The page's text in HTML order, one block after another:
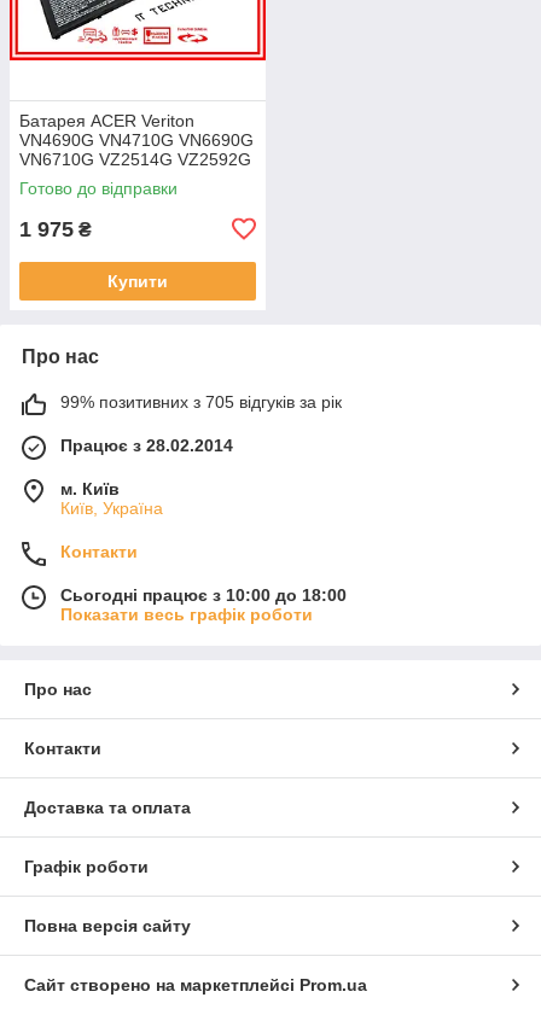
Батарея ACER Veriton
VN4690G VN4710G VN6690G
VN6710G VZ2514G VZ2592G
VZ2594G 11.25V 4471mAh
ОРИГІНАЛ
Готово до відправки
1 975 ₴
Купити
Про нас
99% позитивних з 705 відгуків за рік
Працює з 28.02.2014
м. Київ
Київ, Україна
Контакти
Сьогодні працює з 10:00 до 18:00
Показати весь графік роботи
Про нас
Контакти
Доставка та оплата
Графік роботи
Повна версія сайту
Сайт створено на маркетплейсі Prom.ua